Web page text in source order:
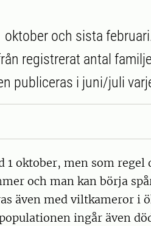
och sista
registrerat antal
publiceras i juni/juli
oktober, men som regel
och man kan börja
även med viltkameror i
ingår även